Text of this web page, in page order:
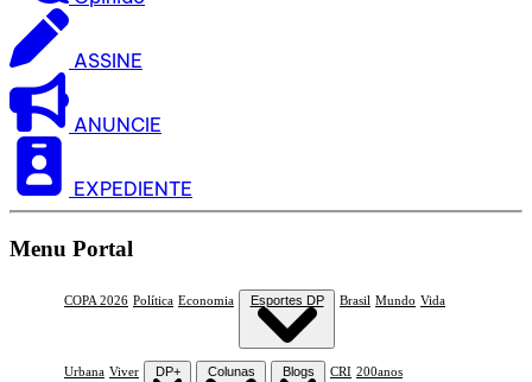
ASSINE
ANUNCIE
EXPEDIENTE
Menu Portal
COPA 2026 Política Economia Esportes DP Brasil Mundo Vida
Urbana Viver DP+ Colunas Blogs CRI 200anos